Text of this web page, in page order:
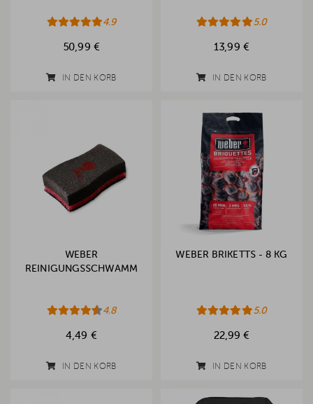
4.9
50,99 €
IN DEN KORB
5.0
13,99 €
IN DEN KORB
WEBER
REINIGUNGSSCHWAMM
4.8
4,49 €
IN DEN KORB
WEBER BRIKETTS - 8 KG
5.0
22,99 €
IN DEN KORB